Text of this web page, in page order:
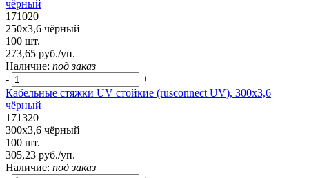
чёрный
171020
250x3,6 чёрный
100 шт.
273,65 руб./уп.
Наличие: под заказ
-
+
Кабельные стяжки UV стойкие (rusconnect UV), 300х3,6
чёрный
171320
300х3,6 чёрный
100 шт.
305,23 руб./уп.
Наличие: под заказ